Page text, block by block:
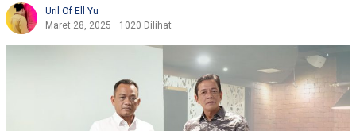
Uril Of Ell Yu
Maret 28, 2025
1020 Dilihat